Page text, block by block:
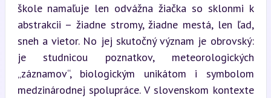
škole namaľuje len odvážna žiačka so sklonmi k
abstrakcii – žiadne stromy, žiadne mestá, len ľad,
sneh a vietor. No jej skutočný význam je obrovský:
je studnicou poznatkov, meteorologických
„záznamov“, biologickým unikátom i symbolom
medzinárodnej spolupráce. V slovenskom kontexte